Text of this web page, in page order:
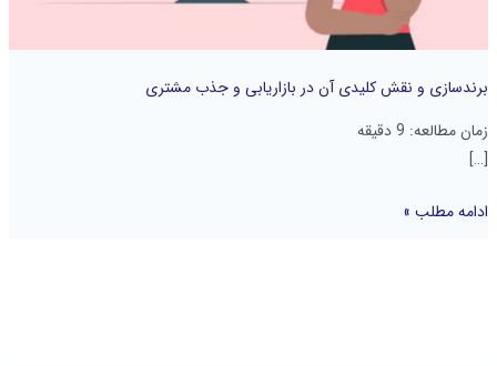
برندسازی و نقش کلیدی آن در بازاریابی و جذب مشتری
زمان مطالعه: 9 دقیقه
[…]
مشتری
ادامه مطلب »